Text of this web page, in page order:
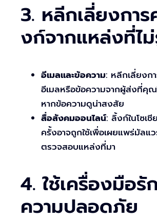
3. หลีกเลี่ยงกา
งก์จากแหล่งที่ไ
อีเมลและข้อความ: หลีกเลี่ยงก
อีเมลหรือข้อความจากผู้ส่งที่คุ
หากข้อความดูน่าสงสัย
สื่อสังคมออนไลน์: ลิ้งก์ในโซเ
ครั้งอาจถูกใช้เพื่อเผยแพร่มัลแ
ตรวจสอบแหล่งที่มา
4. ใช้เครื่องมือรั
ความปลอดภัย